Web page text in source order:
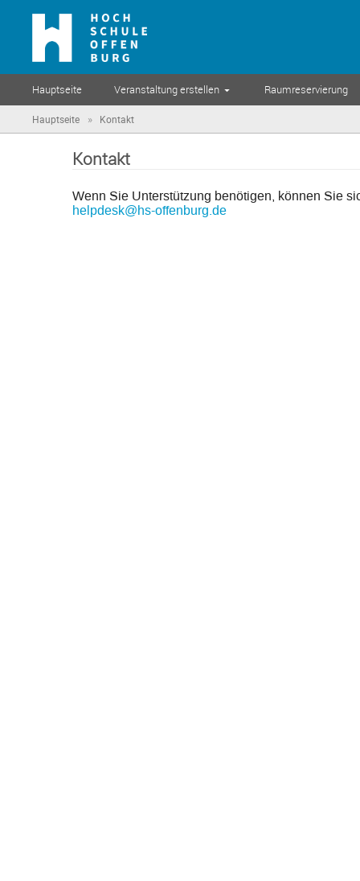
Hauptseite Veranstaltung erstellen Raumreservierung
Hauptseite » Kontakt
Kontakt
Wenn Sie Unterstützung benötigen, können Sie
helpdesk@hs-offenburg.de